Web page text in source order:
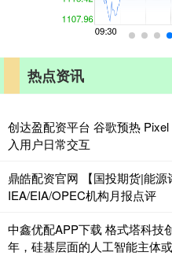
热点资讯
创达盈配资平台 谷歌预热
入用户日常交互
鼎皓配资官网 【国投期货|能源
IEA/EIA/OPEC机构月报点评
中鑫优配APP下载 格式塔科技
年，硅基层面的人工智能主体